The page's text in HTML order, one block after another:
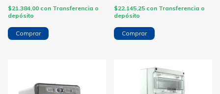
$21.384,00 con Transferencia o
depósito
$22.145,25 con Transferencia o
depósito
Comprar